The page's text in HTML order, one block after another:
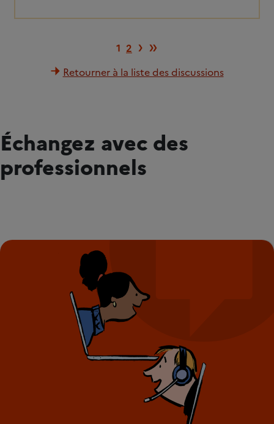
1 2 Page suivante
› Dernière page
»
Retourner à la liste des discussions
Échangez avec des
professionnels